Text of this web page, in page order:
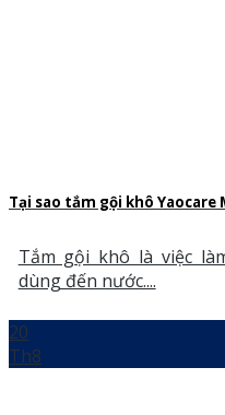
Tại sao tắm gội khô
Tắm gội khô là việc
dùng đến nước....
20
Th8